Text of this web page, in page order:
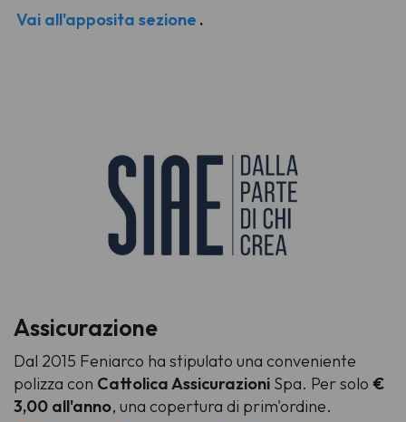
Vai all'apposita sezione .
Assicurazione
Dal 2015 Feniarco ha stipulato una conveniente
polizza con Cattolica Assicurazioni Spa. Per solo €
3,00 all'anno, una copertura di prim'ordine.